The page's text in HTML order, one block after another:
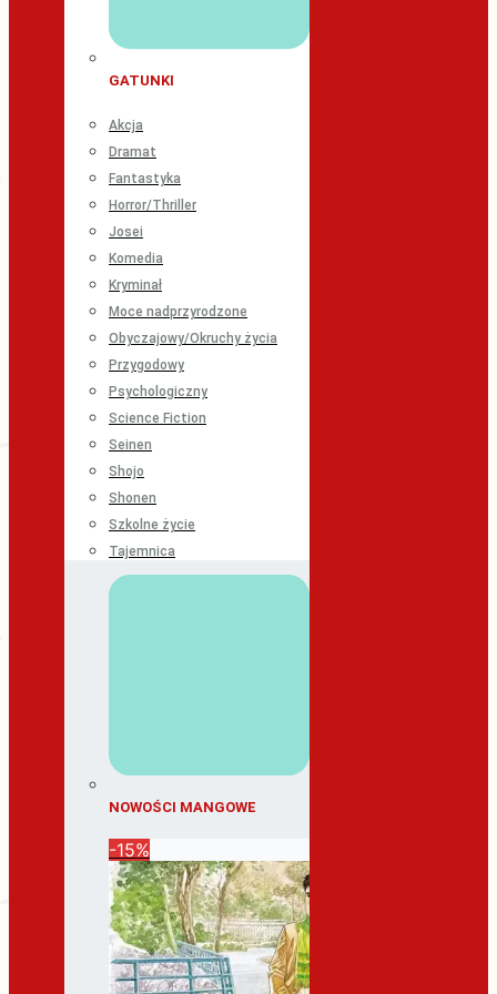
GATUNKI
Akcja
Dramat
Fantastyka
Horror/Thriller
Josei
Komedia
Kryminał
Moce nadprzyrodzone
Obyczajowy/Okruchy życia
Przygodowy
Psychologiczny
Science Fiction
Seinen
Shojo
Shonen
Szkolne życie
Tajemnica
NOWOŚCI MANGOWE
-15%